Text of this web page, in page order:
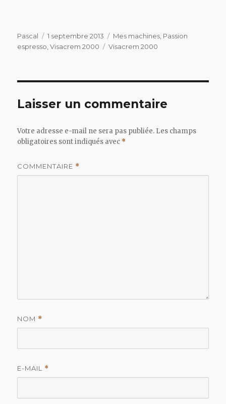
Auteur
Pascal
Publié
le
1 septembre 2013 Catégories
Mes machines Passion
espresso ,Visacrem 2000 Étiquettes
Visacrem 2000
Laisser un commentaire
Votre adresse e-mail ne sera pas publiée. Les champs
obligatoires sont indiqués avec *
COMMENTAIRE *
NOM *
E-MAIL *